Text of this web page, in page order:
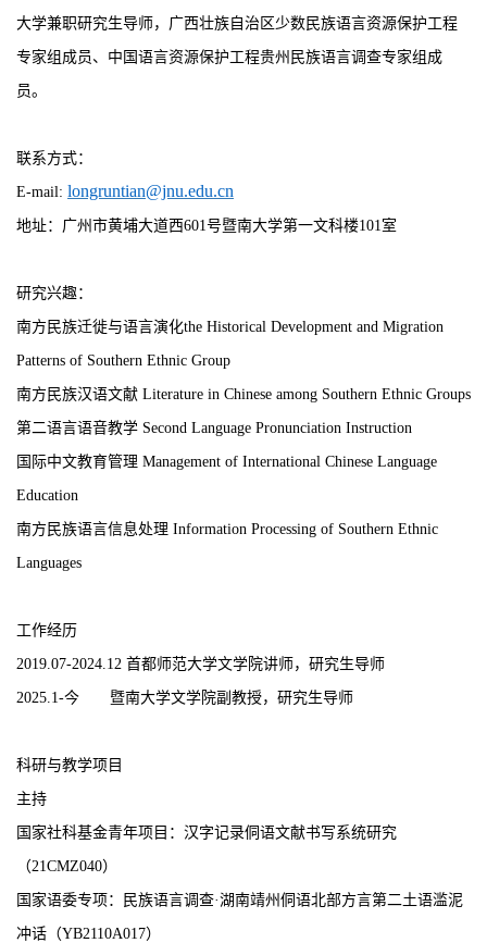
大学兼职研究生导师，广西壮族自治区少数民族语言资源保护工程
专家组成员、中国语言资源保护工程贵州民族语言调查专家组成
员。
联系方式：
E-mail: longruntian@jnu.edu.cn
地址：广州市黄埔大道西601号暨南大学第一文科楼101 室
研究兴趣：
南方民族迁徙与语言演化the Historical Development and Migration
Patterns of Southern Ethnic Group
南方民族汉语文献 Literature in Chinese among Southern Ethnic Groups
第二语言语音教学 Second Language Pronunciation Instruction
国际中文教育管理 Management of International Chinese Language
Education
南方民族语言信息处理 Information Processing of Southern Ethnic
Languages
工作经历
2019.07-2024.12 首都师范大学文学院讲师，研究生导师
2025.1-今 暨南大学文学院副教授，研究生导师
科研与教学项目
主持
国家社科基金青年项目 ：汉字记录侗语文献书写系统研究
（21CMZ040）
国家语委专项： 民族语言调查·湖南靖州侗语北部方言第二土语滥泥
冲话 （YB2110A01 7）